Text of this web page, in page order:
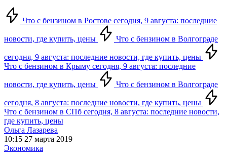
Что с бензином в Ростове сегодня, 9 августа: последние
новости, где купить, цены Что с бензином в Волгограде
сегодня, 9 августа: последние новости, где купить, цены
Что с бензином в Крыму сегодня, 9 августа: последние
новости, где купить, цены Что с бензином в Волгограде
сегодня, 8 августа: последние новости, где купить, цены
Что с бензином в СПб сегодня, 8 августа: последние новости,
где купить, цены
Ольга Лазарева
10:15 27 марта 2019
Экономика